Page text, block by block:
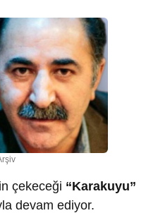
çekeceği “Karakuyu”
devam ediyor.